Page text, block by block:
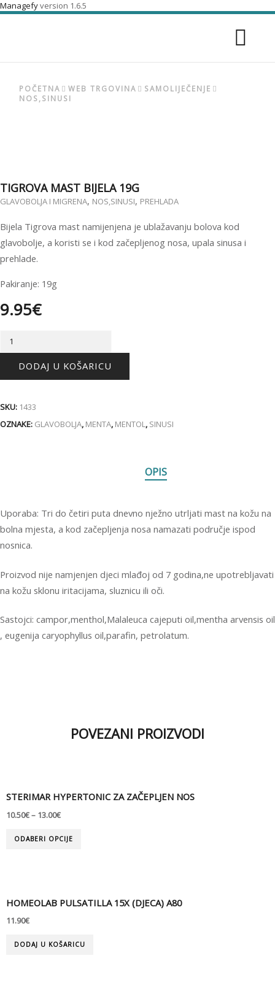
Managefyversion 1.6.5
POČETNA WEB TRGOVINA
SAMOLIJEČENJE
NOS,SINUSI
TIGROVA MAST BIJELA 19G
GLAVOBOLJA I MIGRENA, NOS,SINUSI, PREHLADA
Bijela Tigrova mast namijenjena je ublažavanju bolova kod
glavobolje, a koristi se i kod začepljenog nosa, upala sinusa i
prehlade.
Pakiranje: 19g
9.95€
MAST
količina
DODAJ U KOŠARICU
SKU: 1433
OZNAKE: GLAVOBOLJA, MENTA, MENTOL, SINUSI
OPIS
Uporaba: Tri do četiri puta dnevno nježno utrljati mast na kožu na
bolna mjesta, a kod začepljenja nosa namazati područje ispod
nosnica.
Proizvod nije namjenjen djeci mlađoj od 7 godina,ne upotrebljavati
na kožu sklonu iritacijama, sluznicu ili oči.
Sastojci: campor,menthol,Malaleuca cajeputi oil,mentha arvensis oil
, eugenija caryophyllus oil,parafin, petrolatum.
POVEZANI PROIZVODI
STERIMAR HYPERTONIC ZA ZAČEPLJEN NOS
10.50€– 13.00€
ODABERI OPCIJE
HOMEOLAB PULSATILLA 15X (DJECA) A80
11.90€
DODAJ U KOŠARICU